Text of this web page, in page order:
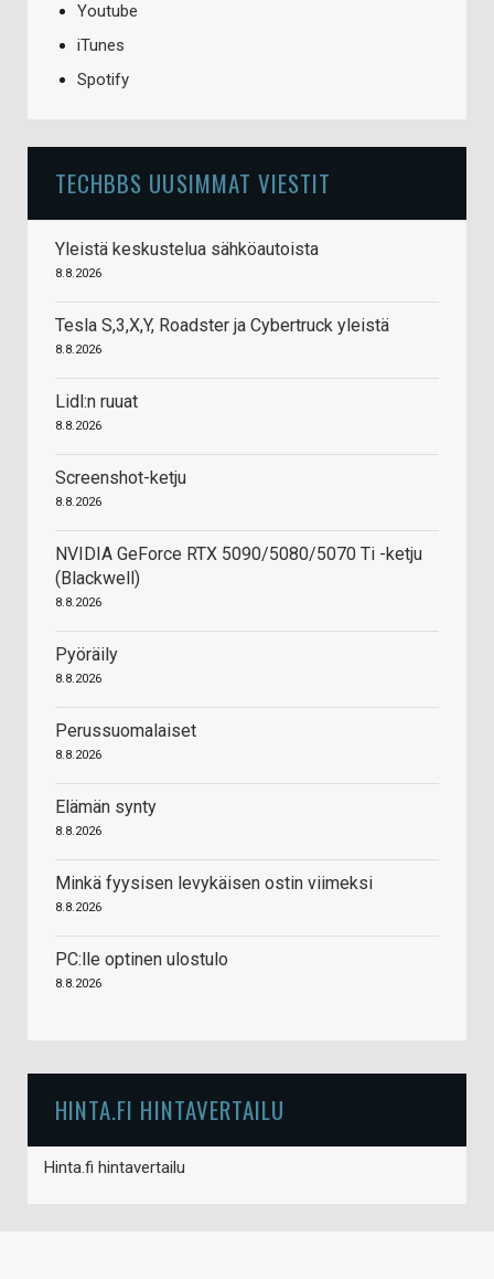
Youtube
iTunes
Spotify
TECHBBS UUSIMMAT VIESTIT
Yleistä keskustelua sähköautoista
8.8.2026
Tesla S,3,X,Y, Roadster ja Cybertruck yleistä
8.8.2026
Lidl:n ruuat
8.8.2026
Screenshot-ketju
8.8.2026
NVIDIA GeForce RTX 5090/5080/5070 Ti -ketju
(Blackwell)
8.8.2026
Pyöräily
8.8.2026
Perussuomalaiset
8.8.2026
Elämän synty
8.8.2026
Minkä fyysisen levykäisen ostin viimeksi
8.8.2026
PC:lle optinen ulostulo
8.8.2026
HINTA.FI HINTAVERTAILU
Hinta.fi hintavertailu